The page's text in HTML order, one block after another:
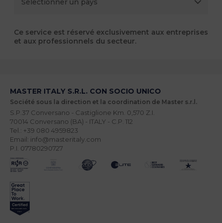
Ce service est réservé exclusivement aux entreprises
et aux professionnels du secteur.
MASTER ITALY S.R.L. CON SOCIO UNICO
Société sous la direction et la coordination de Master s.r.l.
S.P.37 Conversano - Castiglione Km. 0,570 Z.I.
70014 Conversano (BA) - ITALY - C.P. 112
Tel.: +39 080 4959823
Email: info@masteritaly.com
P.I. 07780290727